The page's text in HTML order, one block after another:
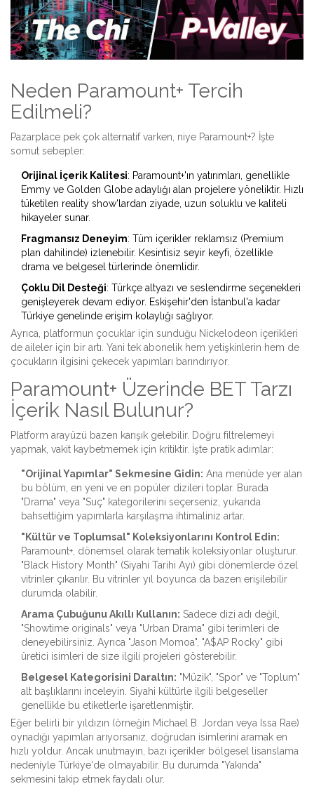
Neden Paramount+ Tercih
Edilmeli?
Pazarplace pek çok alternatif varken, niye Paramount+? İşte
somut sebepler:
Orijinal İçerik Kalitesi: Paramount+'ın yatırımları, genellikle
Emmy ve Golden Globe adaylığı alan projelere yöneliktir. Hızlı
tüketilen reality show'lardan ziyade, uzun soluklu ve kaliteli
hikayeler sunar.
Fragmansız Deneyim: Tüm içerikler reklamsız (Premium
plan dahilinde) izlenebilir. Kesintisiz seyir keyfi, özellikle
drama ve belgesel türlerinde önemlidir.
Çoklu Dil Desteği: Türkçe altyazı ve seslendirme seçenekleri
genişleyerek devam ediyor. Eskişehir'den İstanbul'a kadar
Türkiye genelinde erişim kolaylığı sağlıyor.
Ayrıca, platformun çocuklar için sunduğu Nickelodeon içerikleri
de aileler için bir artı. Yani tek abonelik hem yetişkinlerin hem de
çocukların ilgisini çekecek yapımları barındırıyor.
Paramount+ Üzerinde BET Tarzı
İçerik Nasıl Bulunur?
Platform arayüzü bazen karışık gelebilir. Doğru filtrelemeyi
yapmak, vakit kaybetmemek için kritiktir. İşte pratik adımlar:
"Orijinal Yapımlar" Sekmesine Gidin: Ana menüde yer alan
bu bölüm, en yeni ve en popüler dizileri toplar. Burada
"Drama" veya "Suç" kategorilerini seçerseniz, yukarıda
bahsettiğim yapımlarla karşılaşma ihtimaliniz artar.
"Kültür ve Toplumsal" Koleksiyonlarını Kontrol Edin:
Paramount+, dönemsel olarak tematik koleksiyonlar oluşturur.
"Black History Month" (Siyahi Tarihi Ayı) gibi dönemlerde özel
vitrinler çıkarılır. Bu vitrinler yıl boyunca da bazen erişilebilir
durumda olabilir.
Arama Çubuğunu Akıllı Kullanın: Sadece dizi adı değil,
"Showtime originals" veya "Urban Drama" gibi terimleri de
deneyebilirsiniz. Ayrıca "Jason Momoa", "A$AP Rocky" gibi
üretici isimleri de size ilgili projeleri gösterebilir.
Belgesel Kategorisini Daraltın: "Müzik", "Spor" ve "Toplum"
alt başlıklarını inceleyin. Siyahi kültürle ilgili belgeseller
genellikle bu etiketlerle işaretlenmiştir.
Eğer belirli bir yıldızın (örneğin Michael B. Jordan veya Issa Rae)
oynadığı yapımları arıyorsanız, doğrudan isimlerini aramak en
hızlı yoldur. Ancak unutmayın, bazı içerikler bölgesel lisanslama
nedeniyle Türkiye'de olmayabilir. Bu durumda "Yakında"
sekmesini takip etmek faydalı olur.